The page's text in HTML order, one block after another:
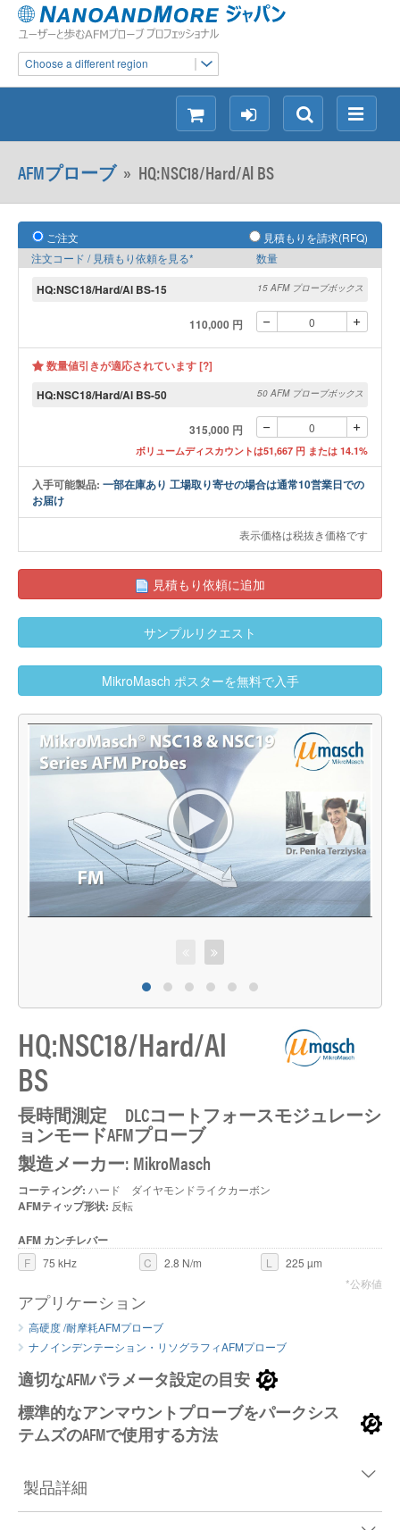
Choose a different region
メ
ニ
検
索
ロ
グ
イ
シ
ョ
ッ
ン
AFMプローブ» HQ:NSC18/Hard/Al BS
ご注文
見積もりを請求(RFQ)
注文コード / 見積もり依頼を見る*
数量
HQ:NSC18/Hard/Al BS-15 15 AFM プローブボックス
110,000 円
数量値引きが適応されています [?]
HQ:NSC18/Hard/Al BS-50
50 AFM プローブボックス
315,000 円
ボリュームディスカウントは51,667 円 または 14.1%
入手可能製品: 一部在庫あり 工場取り寄せの場合は通常10営業日での
お届け
表示価格は税抜き価格です
見積もり依頼に追加
サンプルリクエスト
MikroMasch ポスターを無料で入手
HQ:NSC18/Hard/Al
BS
長時間測定 DLCコートフォースモジュレーシ
ョンモードAFMプローブ
製造メーカー: MikroMasch
コーティング: ハード ダイヤモンドライクカーボン
AFMティップ形状: 反転
AFM カンチレバー
F 75 kHz C 2.8 N/m L
225 µm
*公称値
アプリケーション
高硬度 /耐摩耗AFMプローブ
ナノインデンテーション・リソグラフィAFMプローブ
適切なAFMパラメータ設定の目安
標準的なアンマウントプローブをパークシス
テムズのAFMで使用する方法
製品詳細